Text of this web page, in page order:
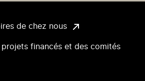
de chez nous
projets financés et des comités